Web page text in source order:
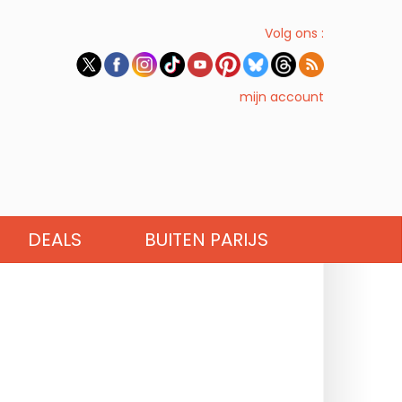
Volg ons :
mijn account
DEALS BUITEN PARIJS